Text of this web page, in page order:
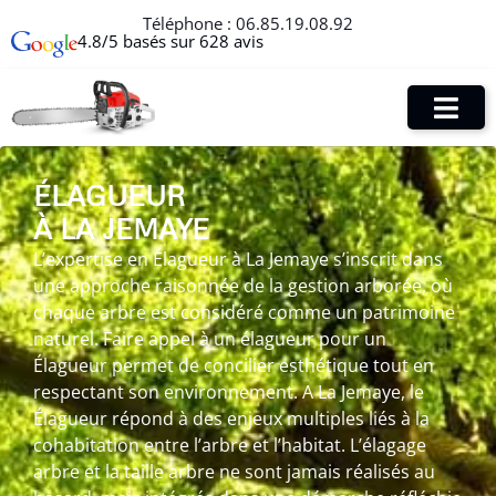
Téléphone : 06.85.19.08.92
4.8/5 basés sur 628 avis
ÉLAGUEUR
À LA JEMAYE
L’expertise en Élagueur à La Jemaye s’inscrit dans
une approche raisonnée de la gestion arborée, où
chaque arbre est considéré comme un patrimoine
naturel. Faire appel à un élagueur pour un
Élagueur permet de concilier esthétique tout en
respectant son environnement. A La Jemaye, le
Élagueur répond à des enjeux multiples liés à la
cohabitation entre l’arbre et l’habitat. L’élagage
arbre et la taille arbre ne sont jamais réalisés au